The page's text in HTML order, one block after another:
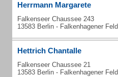
Herrmann Margarete
Falkenseer Chaussee 243
13583 Berlin - Falkenhagener Feld
Hettrich Chantalle
Falkenseer Chaussee 21
13583 Berlin - Falkenhagener Feld